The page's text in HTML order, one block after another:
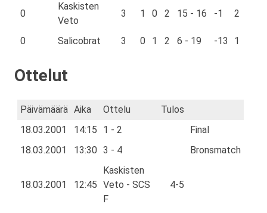
0
Kaskisten
Veto
3 1 0 2 15 - 16 -1 2
0 Salicobrat 3 0 1 2 6 - 19 -13 1
Ottelut
Päivämäärä Aika Ottelu
Tulos
18.03.2001
14:15 1 - 2
Final
18.03.2001
13:30 3 - 4 Bronsmatch
18.03.2001 12:45
Kaskisten
Veto - SCS
F
4-5